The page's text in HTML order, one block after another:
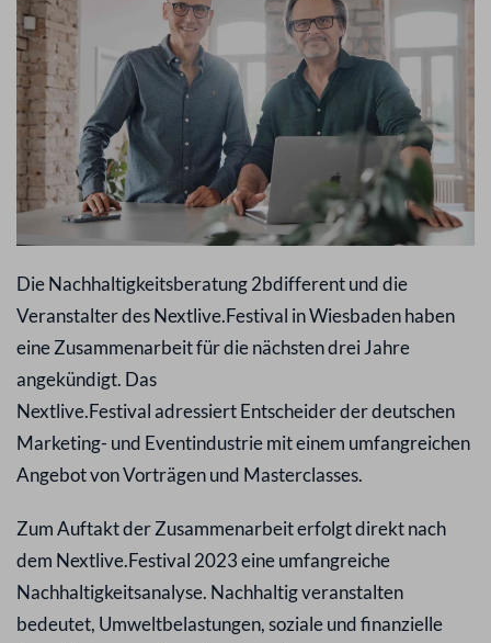
Die Nachhaltigkeitsberatung 2bdifferent und die
Veranstalter des Nextlive.Festival in Wiesbaden haben
eine Zusammenarbeit für die nächsten drei Jahre
angekündigt. Das
Nextlive.Festival adressiert Entscheider der deutschen
Marketing- und Eventindustrie mit einem umfangreichen
Angebot von Vorträgen und Masterclasses.
Zum Auftakt der Zusammenarbeit erfolgt direkt nach
dem Nextlive.Festival 2023 eine umfangreiche
Nachhaltigkeitsanalyse. Nachhaltig veranstalten
bedeutet, Umweltbelastungen, soziale und finanzielle